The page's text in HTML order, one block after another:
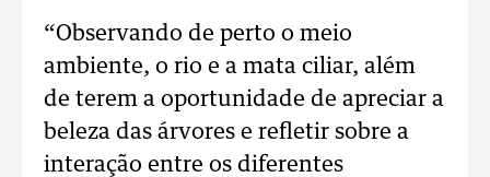
“Observando de perto o meio
ambiente, o rio e a mata ciliar, além
de terem a oportunidade de apreciar a
beleza das árvores e refletir sobre a
interação entre os diferentes